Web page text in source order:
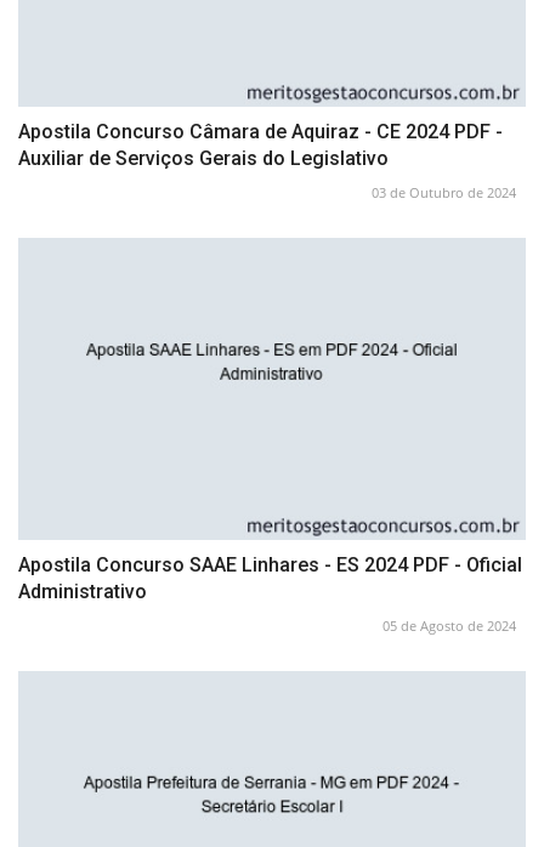
Apostila Concurso Câmara de Aquiraz - CE 2024 PDF -
Auxiliar de Serviços Gerais do Legislativo
03 de Outubro de 2024
Apostila Concurso SAAE Linhares - ES 2024 PDF - Oficial
Administrativo
05 de Agosto de 2024